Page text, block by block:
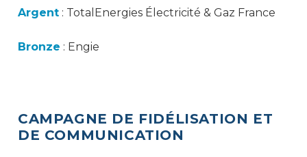
Argent : TotalEnergies Électricité & Gaz France
Bronze : Engie
CAMPAGNE DE FIDÉLISATION ET
DE COMMUNICATION